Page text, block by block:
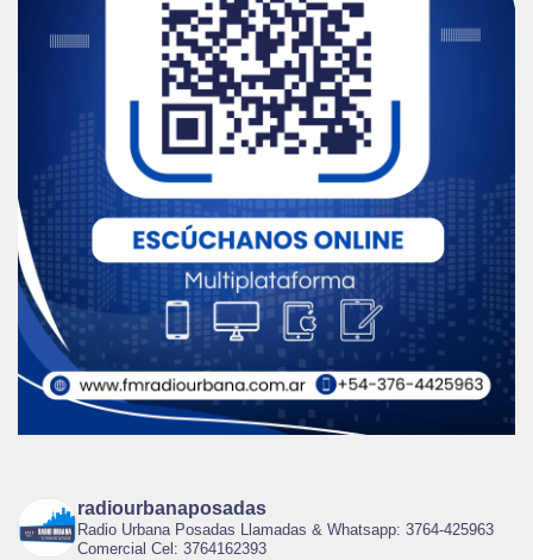
radiourbanaposadas
Radio Urbana Posadas Llamadas & Whatsapp: 3764-425963
Comercial Cel: 3764162393